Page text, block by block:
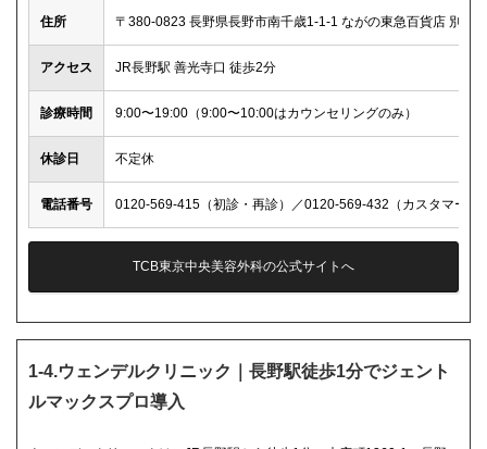
住所 〒380-0823 長野県長野市南千歳1-1-1 ながの東急百貨店 別館
アクセス JR長野駅 善光寺口 徒歩2分
診療時間 9:00〜19:00（9:00〜10:00はカウンセリングのみ）
休診日 不定休
電話番号 0120-569-415（初診・再診）／0120-569-432（カスタマーサ
TCB東京中央美容外科の公式サイトへ
1-4.ウェンデルクリニック｜長野駅徒歩1分でジェント
ルマックスプロ導入